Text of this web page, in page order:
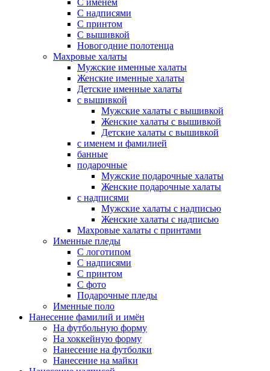
С надписями
С принтом
С вышивкой
Новогодние полотенца
Махровые халаты
Мужские именные халаты
Женские именные халаты
Детские именные халаты
с вышивкой
Мужские халаты с вышивкой
Женские халаты с вышивкой
Детские халаты с вышивкой
с именем и фамилией
банные
подарочные
Мужские подарочные халаты
Женские подарочные халаты
с надписями
Мужские халаты с надписью
Женские халаты с надписью
Махровые халаты с принтами
Именные пледы
С логотипом
С надписями
С принтом
С фото
Подарочные пледы
Именные поло
Нанесение фамилий и имён
На футбольную форму
На хоккейную форму
Нанесение на футболки
Нанесение на майки